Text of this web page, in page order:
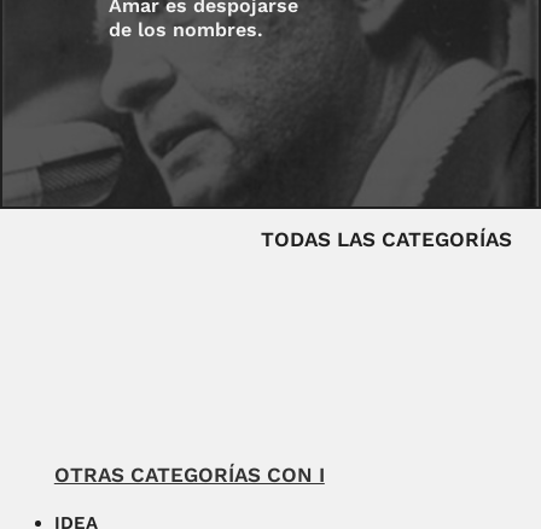
Amar es despojarse
de los nombres.
TODAS LAS CATEGORÍAS
OTRAS CATEGORÍAS CON I
IDEA